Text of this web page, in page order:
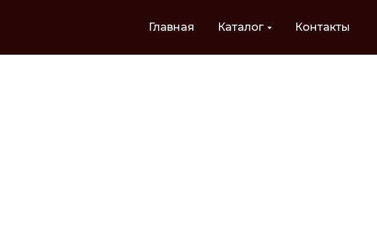
Главная Каталог Контакты